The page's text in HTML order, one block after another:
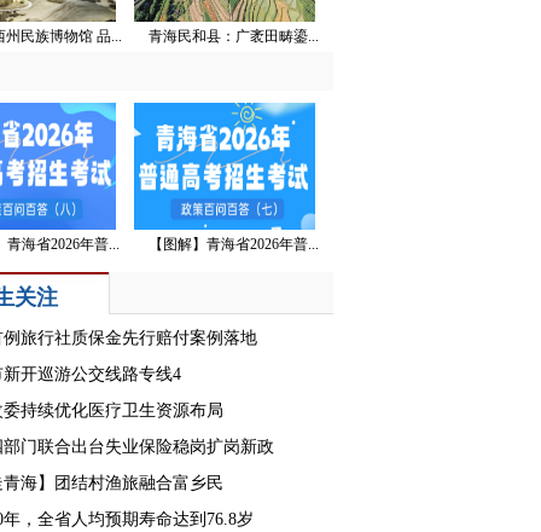
州民族博物馆 品... 青海民和县：广袤田畴鎏...
青海省2026年普... 【图解】青海省2026年普...
关注
旅行社质保金先行赔付案例落地
开巡游公交线路专线4
持续优化医疗卫生资源布局
门联合出台失业保险稳岗扩岗新政
海】团结村渔旅融合富乡民
年，全省人均预期寿命达到76.8岁